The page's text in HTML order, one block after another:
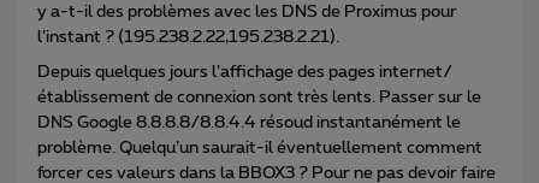
y a-t-il des problèmes avec les DNS de Proximus pour
l’instant ? (195.238.2.22,195.238.2.21).
Depuis quelques jours l’affichage des pages internet/
établissement de connexion sont très lents. Passer sur le
DNS Google 8.8.8.8/8.8.4.4 résoud instantanément le
problème. Quelqu’un saurait-il éventuellement comment
forcer ces valeurs dans la BBOX3 ? Pour ne pas devoir faire